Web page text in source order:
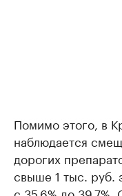
Помимо этого, в
наблюдается
дорогих
свыше 1 тыс. руб.